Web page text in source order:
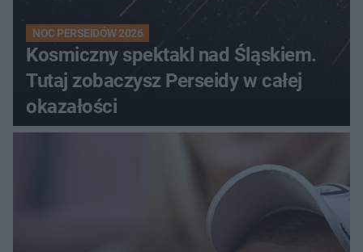
NOC PERSEIDÓW 2026
Kosmiczny spektakl nad Śląskiem.
Tutaj zobaczysz Perseidy w całej
okazałości